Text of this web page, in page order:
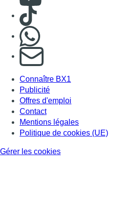
Consulter TikTok
S'abonner à notre newsletter
Connaître BX1
Publicité
Offres d'emploi
Contact
Mentions légales
Politique de cookies (UE)
Gérer les cookies